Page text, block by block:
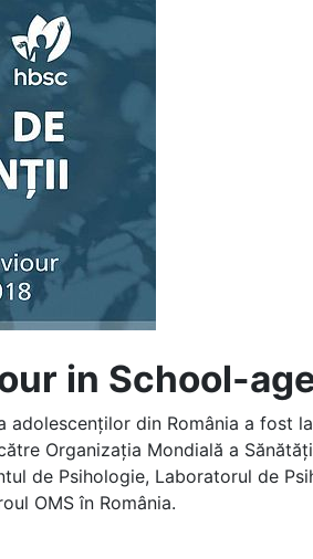
in School-
din România a fost
Organizația Mondială a
de Psihologie, Laboratorul de
OMS în România.